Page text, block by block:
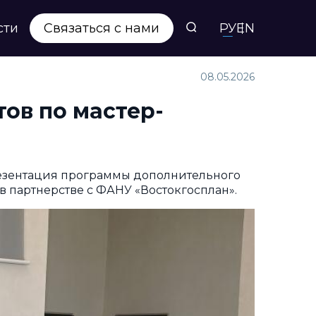
Связаться с нами РУEN
08.05.2026
по мастер-
программы дополнительного
с ФАНУ «Востокгосплан».